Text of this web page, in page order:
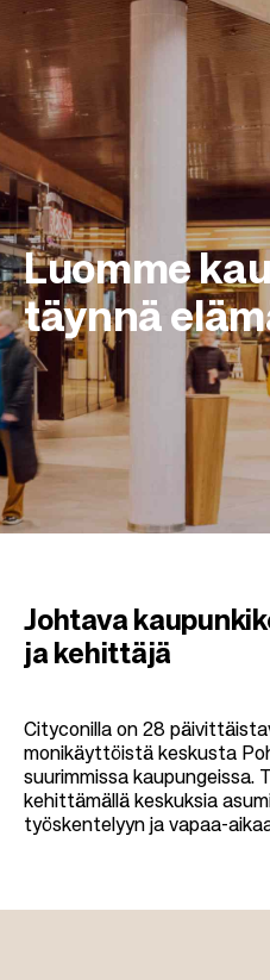
Luomme
täynnä
Johtava
ja kehittäjä
Cityconilla on 28
monikäyttöistä keskusta
suurimmissa kaupungeissa.
kehittämällä keskuksia
työskentelyyn ja vapaa-